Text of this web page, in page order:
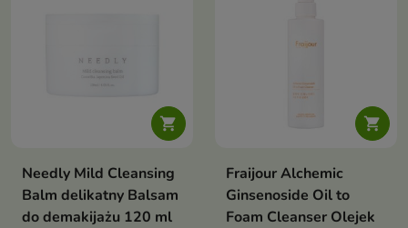

Needly Mild Cleansing
Balm delikatny Balsam
do demakijażu 120 ml

Fraijour Alchemic
Ginsenoside Oil to
Foam Cleanser Olejek